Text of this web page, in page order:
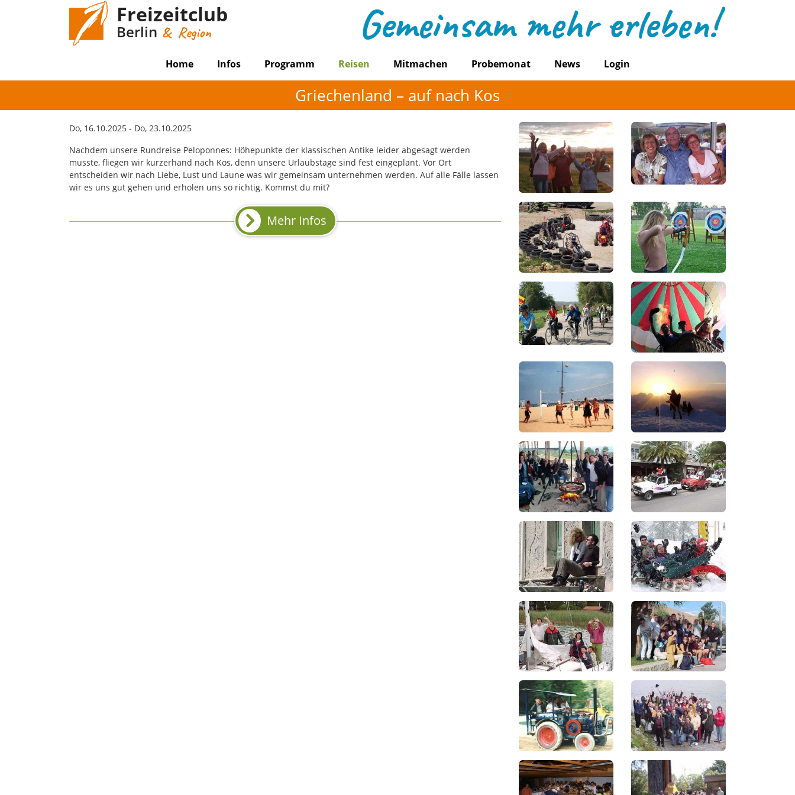
Freizeitclub
Berlin & Region
Home Infos Programm Reisen Mitmachen Probemonat News Login
Griechenland – auf nach Kos
Do, 16.10.2025 - Do, 23.10.2025
Nachdem unsere Rundreise Peloponnes: Höhepunkte der klassischen Antike leider abgesagt werden
musste, fliegen wir kurzerhand nach Kos, denn unsere Urlaubstage sind fest eingeplant. Vor Ort
entscheiden wir nach Liebe, Lust und Laune was wir gemeinsam unternehmen werden. Auf alle Fälle lassen
wir es uns gut gehen und erholen uns so richtig. Kommst du mit?
Mehr Infos